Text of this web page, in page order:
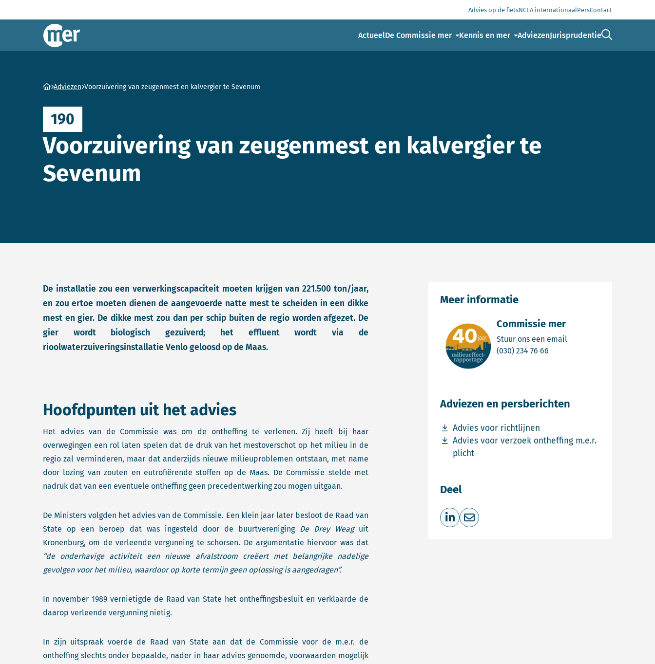
Advies op de fietsNCEA internationaalPersContact
Commissie mer
ActueelDe Commissie mer Kennis en mer AdviezenJurisprudentie
Ga naar homepage
Adviezen Voorzuivering van zeugenmest en kalvergier te Sevenum
190
Voorzuivering van zeugenmest en kalvergier te
Sevenum
De installatie zou een verwerkingscapaciteit moeten krijgen van 221.500 ton/jaar,
en zou ertoe moeten dienen de aangevoerde natte mest te scheiden in een dikke
mest en gier. De dikke mest zou dan per schip buiten de regio worden afgezet. De
gier wordt biologisch gezuiverd; het effluent wordt via de
rioolwaterzuiveringsinstallatie Venlo geloosd op de Maas.
Hoofdpunten uit het advies
Het advies van de Commissie was om de ontheffing te verlenen. Zij heeft bij haar
overwegingen een rol laten spelen dat de druk van het mestoverschot op het milieu in de
regio zal verminderen, maar dat anderzijds nieuwe milieuproblemen ontstaan, met name
door lozing van zouten en eutrofiërende stoffen op de Maas. De Commissie stelde met
nadruk dat van een eventuele ontheffing geen precedentwerking zou mogen uitgaan.
De Ministers volgden het advies van de Commissie. Een klein jaar later besloot de Raad van
State op een beroep dat was ingesteld door de buurtvereniging De Drey Weaguit
Kronenburg, om de verleende vergunning te schorsen. De argumentatie hiervoor was dat
“de onderhavige activiteit een nieuwe afvalstroom creëert met belangrijke nadelige
gevolgen voor het milieu, waardoor op korte termijn geen oplossing is aangedragen”.
In november 1989 vernietigde de Raad van State het ontheffingsbesluit en verklaarde de
daarop verleende vergunning nietig.
In zijn uitspraak voerde de Raad van State aan dat de Commissie voor de m.e.r. de
ontheffing slechts onder bepaalde, nader in haar advies genoemde, voorwaarden mogelijk
Commissie mer
Stuur ons een email
(030) 234 76 66
Meer informatie
Adviezen en persberichten
Advies voor richtlijnen
Download bestand Advies voor richtlijnen
Advies voor verzoek ontheffing m.e.r.
plicht
Download bestand Advies voor verzoek ontheffing
Deel
Deel op LinkedIn
Deel via e-mail